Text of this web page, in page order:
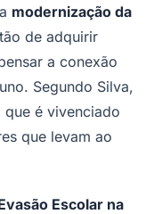
modernização da
de adquirir
a conexão
Segundo Silva,
é vivenciado
que levam ao
Escolar na